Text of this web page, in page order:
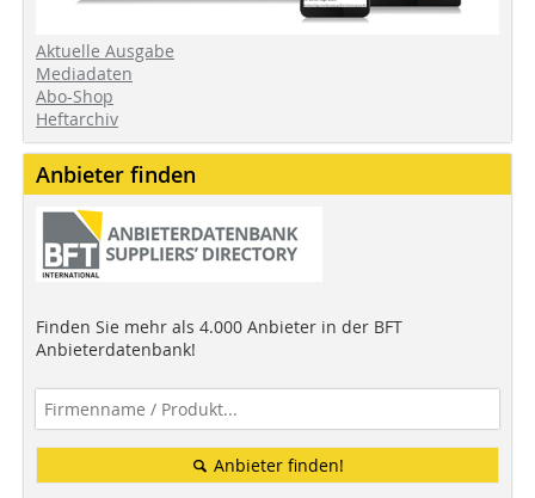
Aktuelle Ausgabe
Mediadaten
Abo-Shop
Heftarchiv
Anbieter finden
Finden Sie mehr als 4.000 Anbieter in der BFT
Anbieterdatenbank!
Anbieter finden!